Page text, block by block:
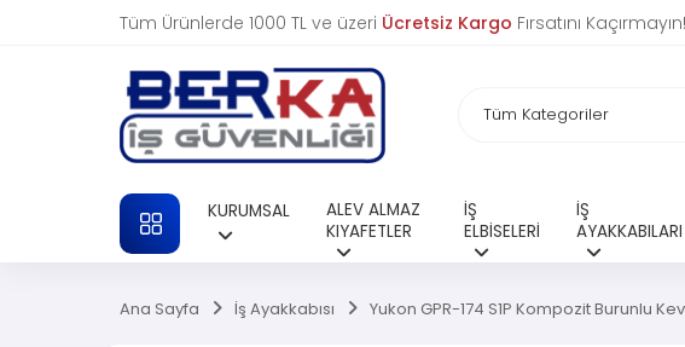
Tüm Ürünlerde 1000 TL ve üzeri Ücretsiz Kargo Fırsatını Kaçırmayın!
TÜM KATEGORILER
KURUMSAL
ALEV ALMAZ
KIYAFETLER
İŞ
ELBİSELERİ
İŞ
AYAKKABILARI
Ana Sayfa İş Ayakkabısı Yukon GPR-174 S1P Kompozit Burunlu